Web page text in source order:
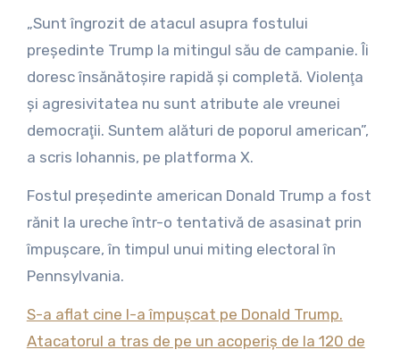
„Sunt îngrozit de atacul asupra fostului
preşedinte Trump la mitingul său de campanie. Îi
doresc însănătoşire rapidă şi completă. Violenţa
şi agresivitatea nu sunt atribute ale vreunei
democraţii. Suntem alături de poporul american”,
a scris Iohannis, pe platforma X.
Fostul preşedinte american Donald Trump a fost
rănit la ureche într-o tentativă de asasinat prin
împuşcare, în timpul unui miting electoral în
Pennsylvania.
S-a aflat cine l-a împușcat pe Donald Trump.
Atacatorul a tras de pe un acoperiș de la 120 de